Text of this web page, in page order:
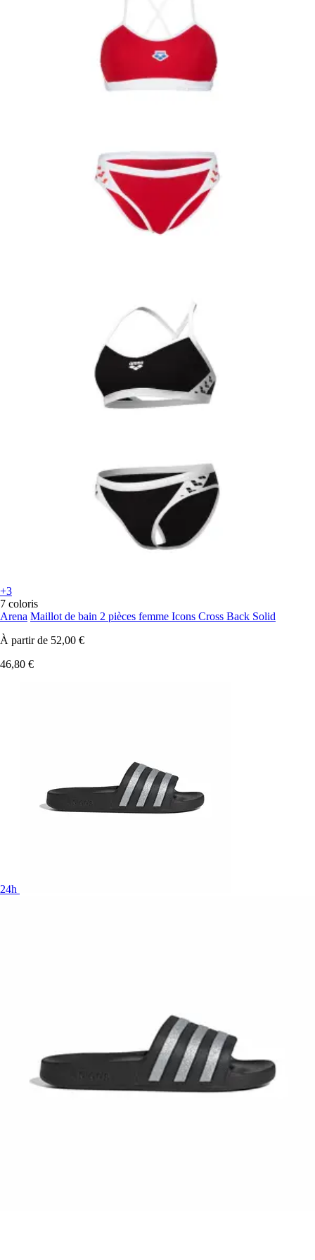
+3
7 coloris
Arena Maillot de bain 2 pièces femme Icons Cross Back Solid
À partir de 52,00 €
46,80 €
24h